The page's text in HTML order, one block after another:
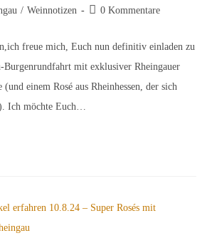
/ Weinnotizen
Beitrags-
0 Kommentare
freue mich, Euch nun definitiv einladen zu
Burgenrundfahrt mit exklusiver Rheingauer
(und einem Rosé aus Rheinhessen, der sich
Ich möchte Euch…